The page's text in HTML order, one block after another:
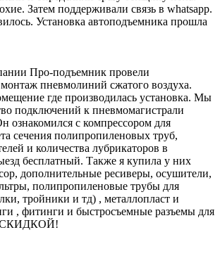
Затем поддерживали связь в whatsapp.
Установка автоподъемника прошла
Про-подъемник провели
пневмолиний сжатого воздуха.
где производилась установка. Мы
подключений к пневмомагистрали
ознакомился с компрессором для
сечения полипропиленовых труб,
и количества лубрикаторов в
бесплатный. Также я купила у них
дополнительные ресиверы, осушители,
полипропиленовые трубы для
тройники и тд) , металлопласт и
, фитинги и быстросъемные разъемы для
СКИДКОЙ!